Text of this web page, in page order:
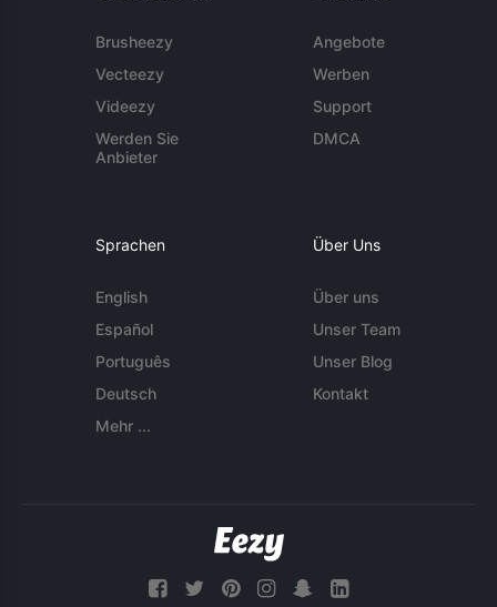
Brusheezy
Vecteezy
Videezy
Werden Sie
Anbieter
Angebote
Werben
Support
DMCA
Sprachen
English
Español
Português
Deutsch
Mehr ...
Über Uns
Über uns
Unser Team
Unser Blog
Kontakt